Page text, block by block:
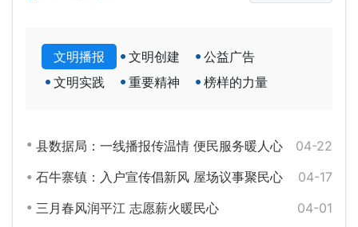
文明播报 文明创建
公益广告
文明实践
重要精神 榜样的力量
04-22
县数据局：一线播报传温情 便民服务暖人心
04-17
石牛寨镇：入户宣传倡新风 屋场议事聚民心
04-01
三月春风润平江 志愿薪火暖民心